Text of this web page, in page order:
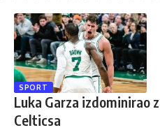
SPORT
Luka Garza izdominirao
Celticsa